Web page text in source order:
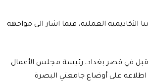
الأكاديمية العملية، فيما اشار الى مواجهة
في قصر بغداد، رئيسة مجلس الأعمال
اطلاعه على أوضاع جامعتي البصرة